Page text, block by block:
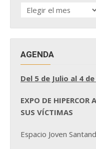
HISTÓRICO
DE
AGENDA
Del 5 de Julio al 4
EXPO DE HIPERCOR
SUS VÍCTIMAS
Espacio Joven